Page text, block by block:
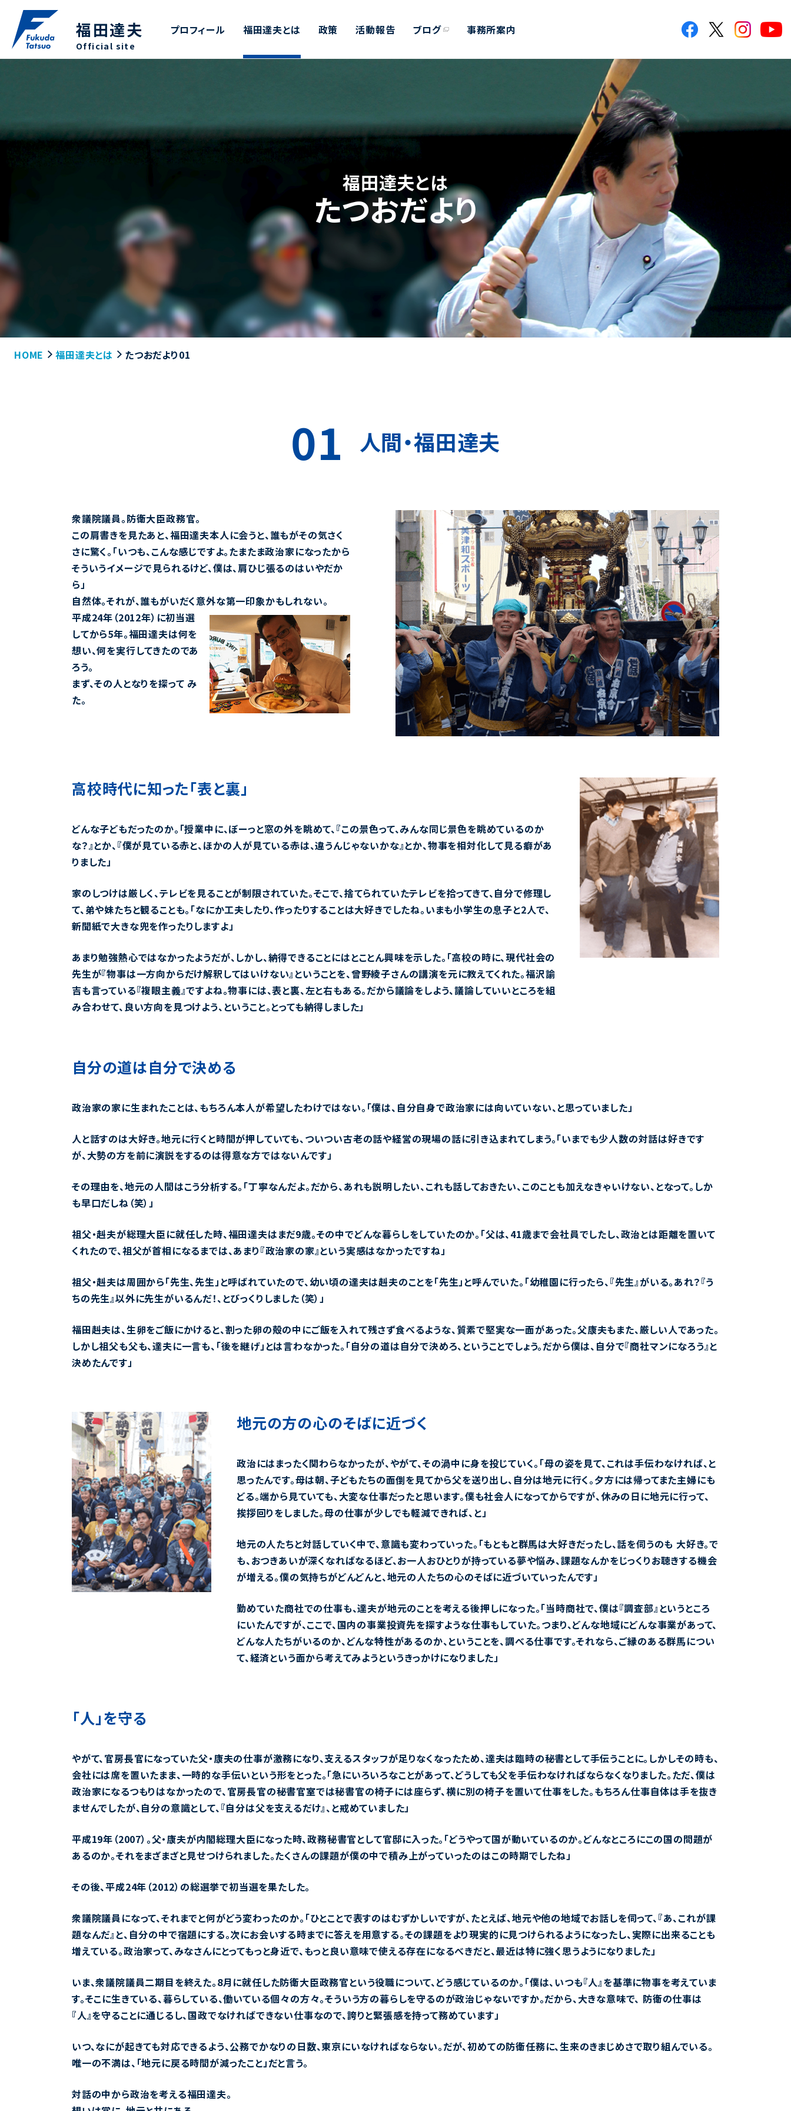
福田達夫
Official site
プロフィール 福田達夫とは 政策 活動報告 ブログ 事務所案内
福田達夫とは
たつおだより
HOME 福田達夫とは たつおだより01
01 人間・福田達夫
衆議院議員。防衛大臣政務官。
この肩書きを見たあと、福田達夫本人に会うと、誰もがその気さく
さに驚く。「いつも、こんな感じですよ。たまたま政治家になったから
そういうイメージで見られるけど、僕は、肩ひじ張るのはいやだか
ら」
自然体。それが、誰もがいだく意外な第一印象かもしれない。
平成24年（2012年）に初当選
してから5年。福田達夫は何を
想い、何を実行してきたのであ
ろう。
まず、その人となりを探って み
た。
高校時代に知った「表と裏」
どんな子どもだったのか。「授業中に、ぼーっと窓の外を眺めて、『この景色って、みんな同じ景色を眺めているのか
な？』とか、『僕が見ている赤と、ほかの人が見ている赤は、違うんじゃないかな』とか、物事を相対化して見る癖があ
りました」
家のしつけは厳しく、テレビを見ることが制限されていた。そこで、捨てられていたテレビを拾ってきて、自分で修理し
て、弟や妹たちと観ることも。「なにか工夫したり、作ったりすることは大好きでしたね。いまも小学生の息子と2人で、
新聞紙で大きな兜を作ったりしますよ」
あまり勉強熱心ではなかったようだが、しかし、納得できることにはとことん興味を示した。「高校の時に、現代社会の
先生が『物事は一方向からだけ解釈してはいけない』ということを、曾野綾子さんの講演を元に教えてくれた。福沢諭
吉も言っている『複眼主義』ですよね。物事には、表と裏、左と右もある。だから議論をしよう、議論していいところを組
み合わせて、良い方向を見つけよう、ということ。とっても納得しました」
自分の道は自分で決める
政治家の家に生まれたことは、もちろん本人が希望したわけではない。「僕は、自分自身で政治家には向いていない、と思っていました」
人と話すのは大好き。地元に行くと時間が押していても、ついつい古老の話や経営の現場の話に引き込まれてしまう。「いまでも少人数の対話は好きです
が、大勢の方を前に演説をするのは得意な方ではないんです」
その理由を、地元の人間はこう分析する。「丁寧なんだよ。だから、あれも説明したい、これも話しておきたい、このことも加えなきゃいけない、となって。しか
も早口だしね（笑）」
祖父・赳夫が総理大臣に就任した時、福田達夫はまだ9歳。その中でどんな暮らしをしていたのか。「父は、41歳まで会社員でしたし、政治とは距離を置いて
くれたので、祖父が首相になるまでは、あまり『政治家の家』という実感はなかったですね」
祖父・赳夫は周囲から「先生、先生」と呼ばれていたので、幼い頃の達夫は赳夫のことを「先生」と呼んでいた。「幼稚園に行ったら、『先生』がいる。あれ？『う
ちの先生』以外に先生がいるんだ！、とびっくりしました（笑）」
福田赳夫は、生卵をご飯にかけると、割った卵の殻の中にご飯を入れて残さず食べるような、質素で堅実な一面があった。父康夫もまた、厳しい人であった。
しかし祖父も父も、達夫に一言も、「後を継げ」とは言わなかった。「自分の道は自分で決めろ、ということでしょう。だから僕は、自分で『商社マンになろう』と
決めたんです」
地元の方の心のそばに近づく
政治にはまったく関わらなかったが、やがて、その渦中に身を投じていく。「母の姿を見て、これは手伝わなければ、と
思ったんです。母は朝、子どもたちの面倒を見てから父を送り出し、自分は地元に行く。夕方には帰ってまた主婦にも
どる。端から見ていても、大変な仕事だったと思います。僕も社会人になってからですが、休みの日に地元に行って、
挨拶回りをしました。母の仕事が少しでも軽減できれば、と」
地元の人たちと対話していく中で、意識も変わっていった。「もともと群馬は大好きだったし、話を伺うのも 大好き。で
も、おつきあいが深くなればなるほど、お一人おひとりが持っている夢や悩み、課題なんかをじっくりお聴きする機会
が増える。僕の気持ちがどんどんと、地元の人たちの心のそばに近づいていったんです」
勤めていた商社での仕事も、達夫が地元のことを考える後押しになった。「当時商社で、僕は『調査部』というところ
にいたんですが、ここで、国内の事業投資先を探すような仕事もしていた。つまり、どんな地域にどんな事業があって、
どんな人たちがいるのか、どんな特性があるのか、ということを、調べる仕事です。それなら、ご縁のある群馬につい
て、経済という面から考えてみようというきっかけになりました」
「人」を守る
やがて、官房長官になっていた父・康夫の仕事が激務になり、支えるスタッフが足りなくなったため、達夫は臨時の秘書として手伝うことに。しかしその時も、
会社には席を置いたまま、一時的な手伝いという形をとった。「急にいろいろなことがあって、どうしても父を手伝わなければならなくなりました。ただ、僕は
政治家になるつもりはなかったので、官房長官の秘書官室では秘書官の椅子には座らず、横に別の椅子を置いて仕事をした。もちろん仕事自体は手を抜き
ませんでしたが、自分の意識として、『自分は父を支えるだけ』、と戒めていました」
平成19年（2007）。父・康夫が内閣総理大臣になった時、政務秘書官として官邸に入った。「どうやって国が動いているのか。どんなところにこの国の問題が
あるのか。それをまざまざと見せつけられました。たくさんの課題が僕の中で積み上がっていったのはこの時期でしたね」
その後、平成24年（2012）の総選挙で初当選を果たした。
衆議院議員になって、それまでと何がどう変わったのか。「ひとことで表すのはむずかしいですが、たとえば、地元や他の地域でお話しを伺って、『あ、これが課
題なんだ』と、自分の中で宿題にする。次にお会いする時までに答えを用意する。その課題をより現実的に見つけられるようになったし、実際に出来ることも
増えている。政治家って、みなさんにとってもっと身近で、もっと良い意味で使える存在になるべきだと、最近は特に強く思うようになりました」
いま、衆議院議員二期目を終えた。8月に就任した防衛大臣政務官という役職について、どう感じているのか。「僕は、いつも『人』を基準に物事を考えていま
す。そこに生きている、暮らしている、働いている個々の方々。そういう方の暮らしを守るのが政治じゃないですか。だから、大きな意味で、 防衛の仕事は
『人』を守ることに通じるし、国政でなければできない仕事なので、誇りと緊張感を持って務めています」
いつ、なにが起きても対応できるよう、公務でかなりの日数、東京にいなければならない。だが、初めての防衛任務に、生来のきまじめさで取り組んでいる。
唯一の不満は、「地元に戻る時間が減ったこと」だと言う。
対話の中から政治を考える福田達夫。